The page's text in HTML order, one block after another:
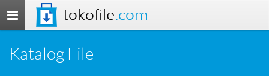
Toggle
navigation
tokofile.com
Katalog File